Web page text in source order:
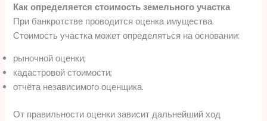
Как определяется стоимость земельного участка
При банкротстве проводится оценка имущества.
Стоимость участка может определяться на основании:
рыночной оценки;
кадастровой стоимости;
отчёта независимого оценщика.
От правильности оценки зависит дальнейший ход